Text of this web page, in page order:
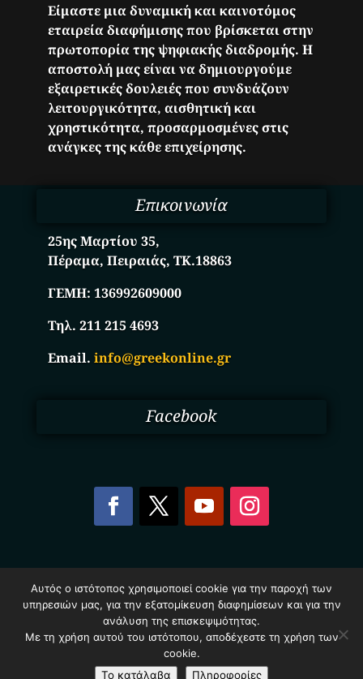
Είμαστε μια δυναμική και καινοτόμος
εταιρεία διαφήμισης που βρίσκεται στην
πρωτοπορία της ψηφιακής διαδρομής. Η
αποστολή μας είναι να δημιουργούμε
εξαιρετικές δουλειές που συνδυάζουν
λειτουργικότητα, αισθητική και
χρηστικότητα, προσαρμοσμένες στις
ανάγκες της κάθε επιχείρησης.
Επικοινωνία
25ης Μαρτίου 35,
Πέραμα, Πειραιάς, ΤΚ.18863
ΓΕΜΗ:136992609000
Τηλ. 211 215 4693
Email.info@greekonline.gr
Facebook
Επιχειρήσεων Ελλάδας – Greekonline.gr. All Rights
Reserved.
Όροι & Προυποθέσεις–Προστασία Προσωπικών
Δεδομένων–Πολιτική Cookies
Αυτός ο ιστότοπος χρησιμοποιεί cookie για την παροχή των
υπηρεσιών μας, για την εξατομίκευση διαφημίσεων και για την
ανάλυση της επισκεψιμότητας.
Με τη χρήση αυτού του ιστότοπου, αποδέχεστε τη χρήση των
cookie.
Το κατάλαβα
Πληροφορίες